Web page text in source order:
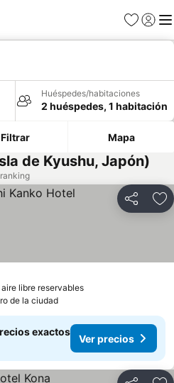
Favoritos
Iniciar
Huéspedes/habitaciones
2 huéspedes, 1 habitación
Filtrar Mapa
de Kyushu, Japón)
Compartir
libre reservables
de la ciudad
exactos
Ver precios